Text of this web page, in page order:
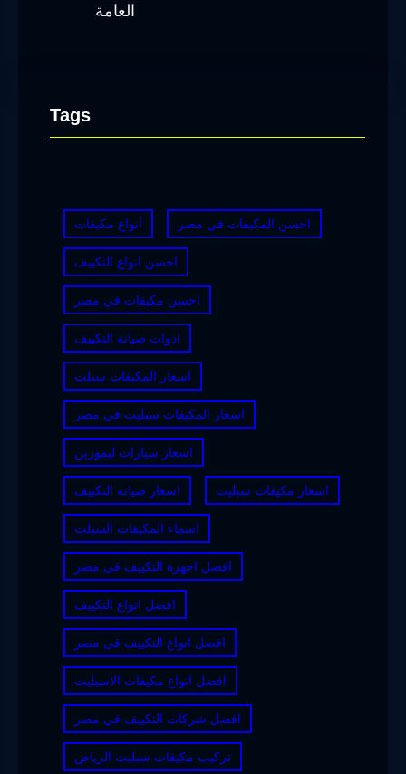
Tags
أنواع مكيفات احسن المكيفات في مصر
احسن انواع التكييف
احسن مكيفات في مصر
ادوات صيانة التكييف
اسعار المكيفات سبلت
اسعار المكيفات سبليت في مصر
اسعار سيارات ليموزين
اسعار صيانة التكييف اسعار مكيفات سبليت
اسماء المكيفات السبلت
افضل اجهزة التكييف فى مصر
افضل انواع التكييف
افضل انواع التكييف فى مصر
افضل انواع مكيفات الاسبليت
افضل شركات التكييف في مصر
تركيب مكيفات سبليت الرياض